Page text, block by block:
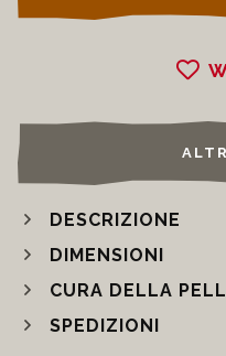
DESCRIZIONE
DIMENSIONI
CURA DELLA
SPEDIZIONI